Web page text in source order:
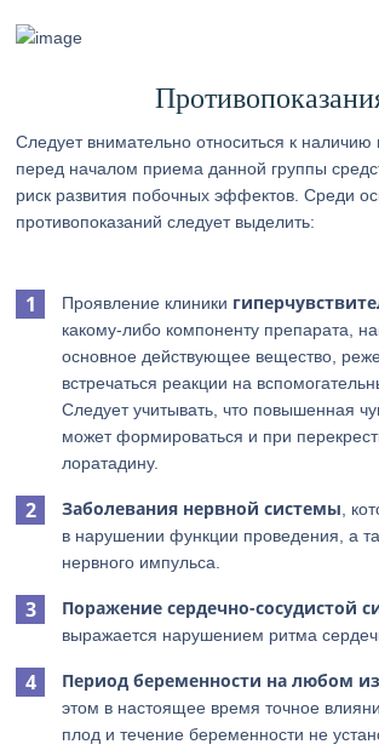
Следует внимательно относиться к наличию
перед началом приема данной группы
риск развития побочных эффектов. Среди
противопоказаний следует выделить:
Проявление клиники
какому-либо компоненту препарата,
основное действующее вещество,
встречаться реакции на
Следует учитывать, что повышенная
может формироваться и при
лоратадину.
Заболевания нервной системы ,
в нарушении функции проведения, а
нервного импульса.
Поражение сердечно-сосудистой
выражается нарушением ритма
Период беременности на любом
этом в настоящее время точное
плод и течение беременности не